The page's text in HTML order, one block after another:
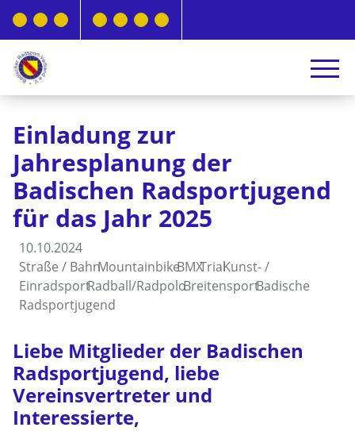
Einladung zur
Jahresplanung der
Badischen Radsportjugend
für das Jahr 2025
10.10.2024
Straße / BahnMountainbikeBMXTrialKunst- /
EinradsportRadball/RadpoloBreitensportBadische
Radsportjugend
Liebe Mitglieder der Badischen
Radsportjugend, liebe
Vereinsvertreter und
Interessierte,